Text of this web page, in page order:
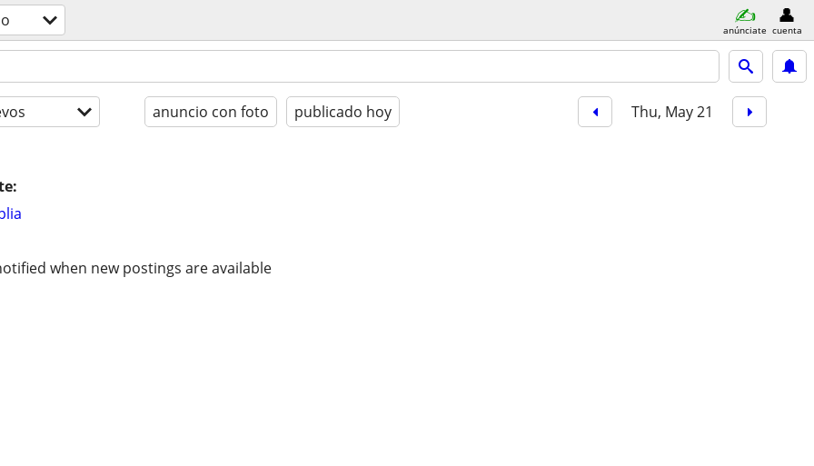
anúnciate cuenta
anuncio con foto publicado hoy Thu, May 21
when new postings are available